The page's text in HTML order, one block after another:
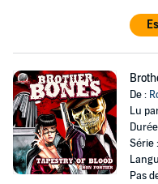
De :
Lu
Série :
Pas